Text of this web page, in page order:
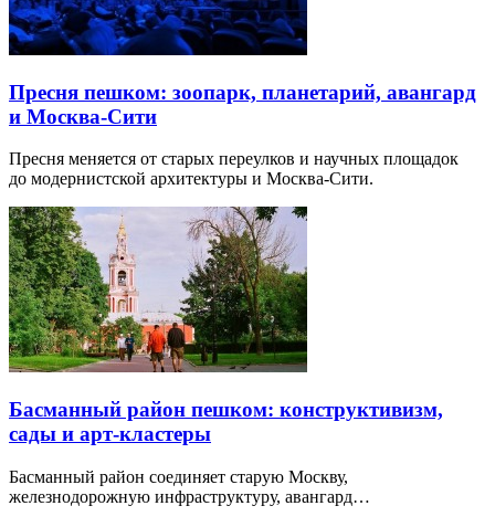
Пресня пешком: зоопарк, планетарий, авангард
и Москва-Сити
Пресня меняется от старых переулков и научных площадок
до модернистской архитектуры и Москва-Сити.
Басманный район пешком: конструктивизм,
сады и арт-кластеры
Басманный район соединяет старую Москву,
железнодорожную инфраструктуру, авангард…